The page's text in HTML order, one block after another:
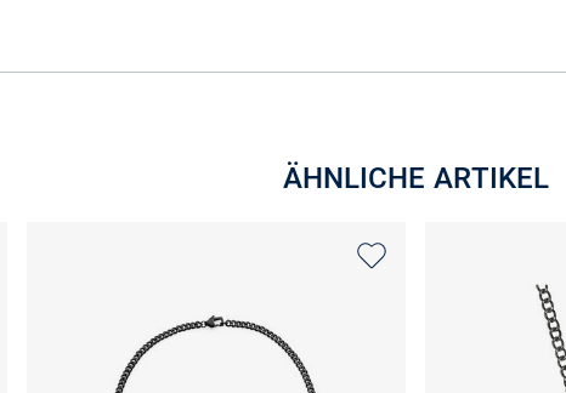
ÄHNLICHE ARTIKEL